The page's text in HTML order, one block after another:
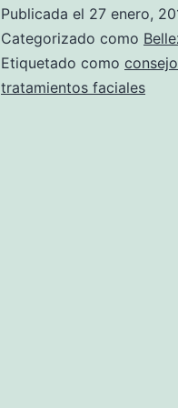
Publicada el 27 enero,
Categorizado como
Etiquetado como
tratamientos faciales